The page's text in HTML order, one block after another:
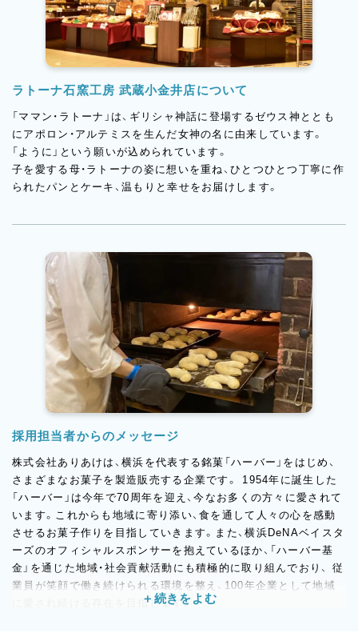
ラトーナ石窯工房 武蔵小金井店について
「ママン・ラトーナ」は、ギリシャ神話に登場するゼウス神ととも
にアポロン・アルテミスを生んだ女神の名に由来しています。
「ように」という願いが込められています。
子を愛する母・ラトーナの姿に想いを重ね、ひとつひとつ丁寧に作
られたパンとケーキ、温もりと幸せをお届けします。
採用担当者からのメッセージ
株式会社ありあけは、横浜を代表する銘菓「ハーバー」をはじめ、
さまざまなお菓子を製造販売する企業です。 1954年に誕生した
「ハーバー」は今年で70周年を迎え、今なお多くの方々に愛されて
います。これからも地域に寄り添い、食を通して人々の心を感動
させるお菓子作りを目指していきます。また、横浜DeNAベイスタ
ーズのオフィシャルスポンサーを抱えているほか、「ハーバー基
金」を通じた地域・社会貢献活動にも積極的に取り組んでおり、 従
業員が笑顔で働き続けられる環境を整え、100年企業として地域
に愛され続ける存在を目指します。